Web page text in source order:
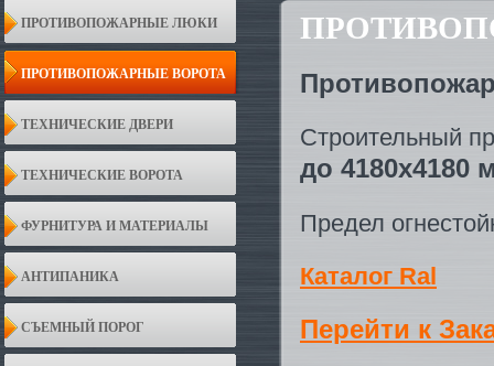
ПРОТИВОПОЖАРНЫЕ ЛЮКИ
ПРОТИВОПОЖАРНЫЕ ВОРОТА
ТЕХНИЧЕСКИЕ ДВЕРИ
ТЕХНИЧЕСКИЕ ВОРОТА
ФУРНИТУРА И МАТЕРИАЛЫ
АНТИПАНИКА
СЪЕМНЫЙ ПОРОГ
Строительный
до 4180х4180
Предел
Каталог Ral
Перейти к